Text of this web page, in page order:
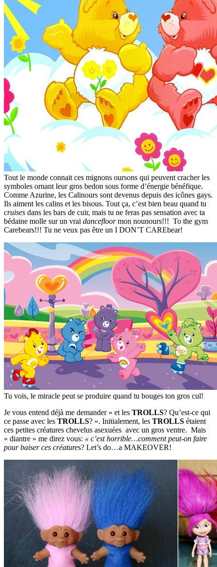
Tout le monde connait ces mignons oursons qui peuvent cracher les
symboles ornant leur gros bedon sous forme d’énergie bénéfique.
Comme Azurine, les Calinours sont devenus depuis des icônes gays.
Ils aiment les calins et les bisous. Tout ça, c’est bien beau quand tu
cruises dans les bars de cuir, mais tu ne feras pas sensation avec ta
bédaine molle sur un vrai dancefloormon nounours!!! To the gym
Carebears!!! Tu ne veux pas être un I DON’T CAREbear!
Tu vois, le miracle peut se produire quand tu bouges ton gros cul!
Je vous entend déjà me demander « et les TROLLS? Qu’est-ce qui
ce passe avec les TROLLS? ». Initialement, les TROLLS étaient
ces petites créatures chevelus asexuées avec un gros ventre. Mais
« diantre » me direz vous: « c’est horrible…comment peut-on faire
pour baiser ces créatures? Let’s do…a MAKEOVER!